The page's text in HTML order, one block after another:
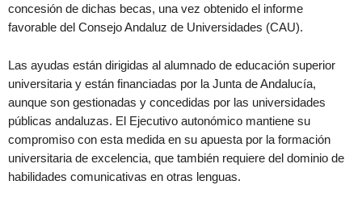
concesión de dichas becas, una vez obtenido el informe
favorable del Consejo Andaluz de Universidades (CAU).
Las ayudas están dirigidas al alumnado de educación superior
universitaria y están financiadas por la Junta de Andalucía,
aunque son gestionadas y concedidas por las universidades
públicas andaluzas. El Ejecutivo autonómico mantiene su
compromiso con esta medida en su apuesta por la formación
universitaria de excelencia, que también requiere del dominio de
habilidades comunicativas en otras lenguas.